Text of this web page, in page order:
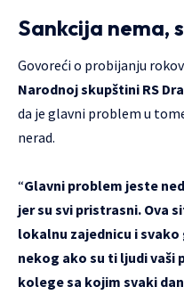
Sankcija nema,
Govoreći o probijanju
Narodnoj skupštini RS
da je glavni problem u
nerad.
“Glavni problem jeste
jer su svi pristrasni. Ova
lokalnu zajednicu i
nekog ako su ti ljudi vaši
kolege sa kojim svaki